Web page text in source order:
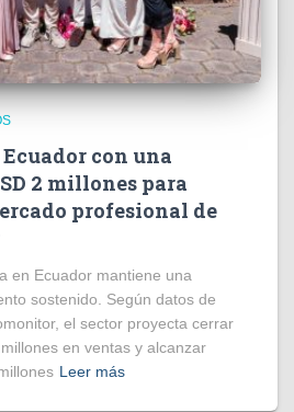
con una
2 millones para
profesional de
en Ecuador mantiene una
sostenido. Según datos de
el sector proyecta cerrar
en ventas y alcanzar
Leer más